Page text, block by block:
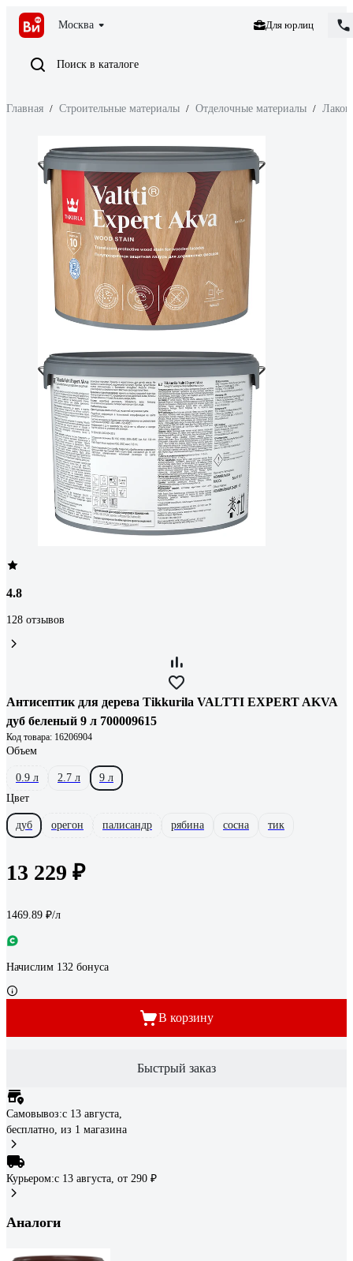
Москва Для юрлиц
Поиск в каталоге
Главная / Строительные материалы / Отделочные материалы /
4.8
128 отзывов
Антисептик для дерева Tikkurila VALTTI EXPERT AKVA
дуб беленый 9 л 700009615
Код товара: 16206904
Объем
0.9 л 2.7 л
9 л
Цвет
дуб орегон палисандр рябина сосна тик
13 229 ₽
1469.89 ₽/л
Начислим 132 бонуса
В корзину
Быстрый заказ
Самовывоз:c 13 августа,
бесплатно, из 1 магазина
Курьером:c 13 августа, от 290 ₽
Аналоги